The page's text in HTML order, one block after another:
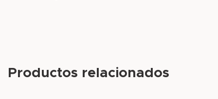
Productos relacionados